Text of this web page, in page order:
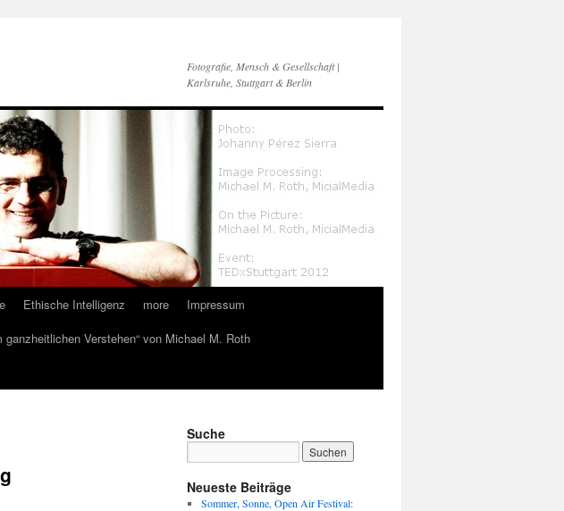
Fotografie, Mensch & Gesellschaft |
Karlsruhe, Stuttgart & Berlin
Ethische Intelligenz more
Impressum
Verstehen“ von Michael M. Roth
Suche
Neueste Beiträge
Sommer, Sonne, Open Air Festival: